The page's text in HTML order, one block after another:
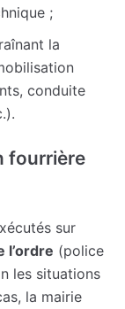
;
la
conduite
fourrière
sur
l’ordre (police
les situations
la mairie